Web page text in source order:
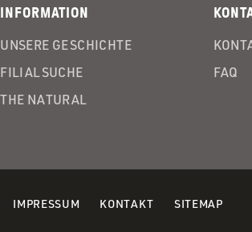
INFORMATION
UNSERE GESCHICHTE
FILIALSUCHE
THE NATURAL
FAQ
IMPRESSUM KONTAKT SITEMAP